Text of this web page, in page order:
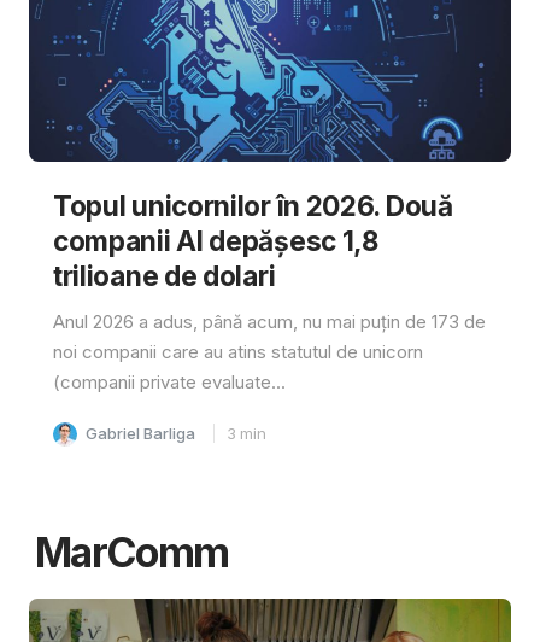
Topul unicornilor în 2026. Două
companii AI depășesc 1,8
trilioane de dolari
Anul 2026 a adus, până acum, nu mai puțin de 173 de
noi companii care au atins statutul de unicorn
(companii private evaluate...
Gabriel Barliga 3 min
MarComm